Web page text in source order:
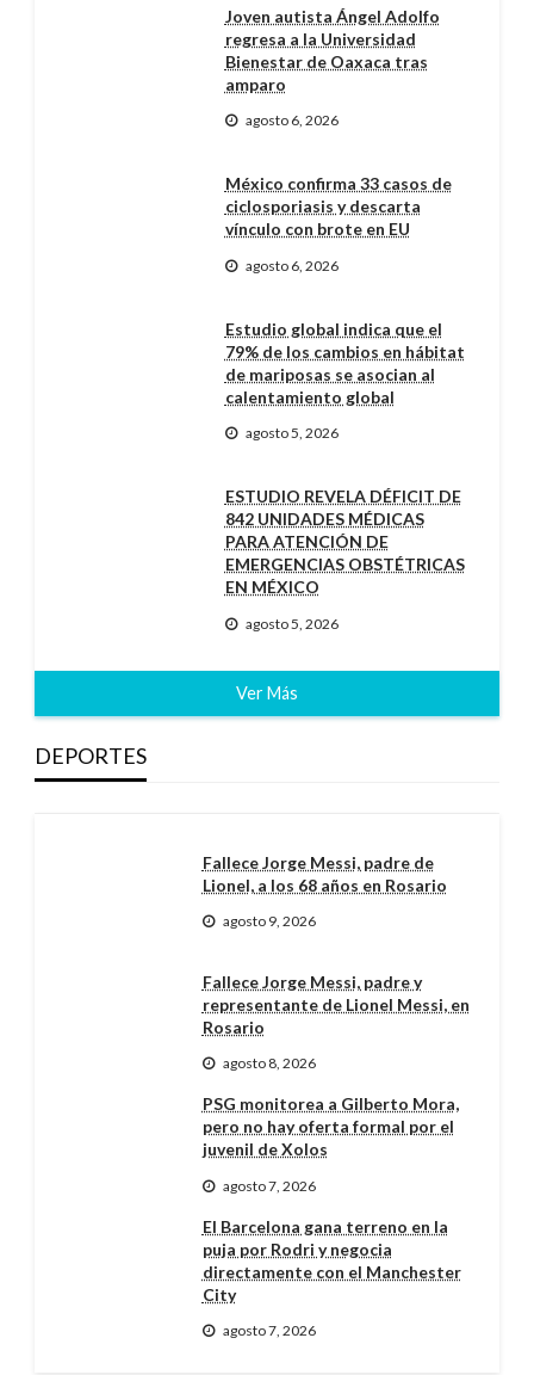
Joven autista Ángel Adolfo
regresa a la Universidad
Bienestar de Oaxaca tras
amparo
agosto 6, 2026
México confirma 33 casos de
ciclosporiasis y descarta
vínculo con brote en EU
agosto 6, 2026
Estudio global indica que el
79% de los cambios en hábitat
de mariposas se asocian al
calentamiento global
agosto 5, 2026
ESTUDIO REVELA DÉFICIT DE
842 UNIDADES MÉDICAS
PARA ATENCIÓN DE
EMERGENCIAS OBSTÉTRICAS
EN MÉXICO
agosto 5, 2026
Ver Más
DEPORTES
Fallece Jorge Messi, padre de
Lionel, a los 68 años en Rosario
agosto 9, 2026
Fallece Jorge Messi, padre y
representante de Lionel Messi, en
Rosario
agosto 8, 2026
PSG monitorea a Gilberto Mora,
pero no hay oferta formal por el
juvenil de Xolos
agosto 7, 2026
El Barcelona gana terreno en la
puja por Rodri y negocia
directamente con el Manchester
City
agosto 7, 2026